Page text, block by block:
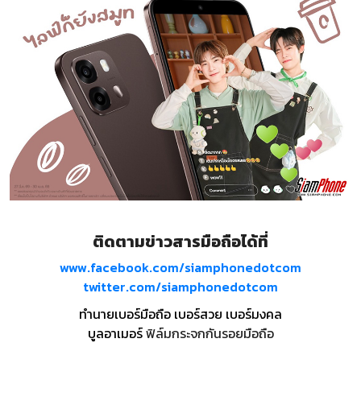
ติดตามข่าวสารมือถือได้ที่
www.facebook.com/siamphonedotcom
twitter.com/siamphonedotcom
ทำนายเบอร์มือถือ เบอร์สวย เบอร์มงคล
บูลอาเมอร์ฟิล์มกระจกกันรอยมือถือ